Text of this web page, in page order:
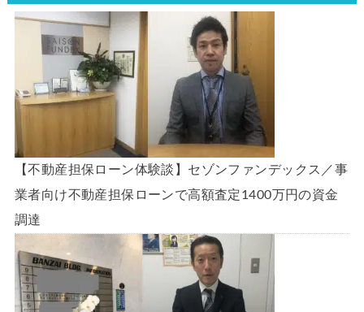
【不動産担保ローン体験談】セゾンファンデックス／事
業者向け不動産担保ローンで高額査定1400万円の資金
調達